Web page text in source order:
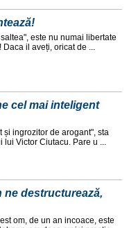
este nu numai libertate
il aveți, oricat de ...
cel mai inteligent
și ingrozitor de arogant", sta
Victor Ciutacu. Pare u ...
ne destructurează,
om, de un an incoace, este